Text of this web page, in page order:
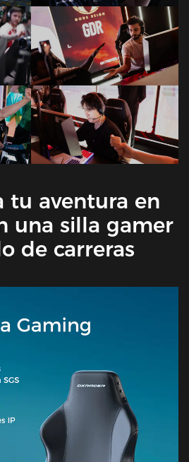
tu aventura en
una silla gamer
de carreras